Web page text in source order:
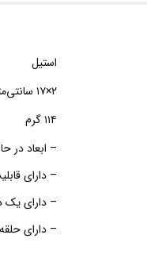
استیل
۲×۱۷ سانتی‌متر
۱۱۴ گرم
– ابعاد در حالت
– دارای
– دارای یک
– دارای